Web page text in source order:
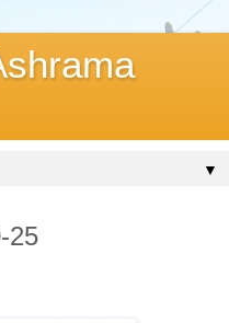
▼
25